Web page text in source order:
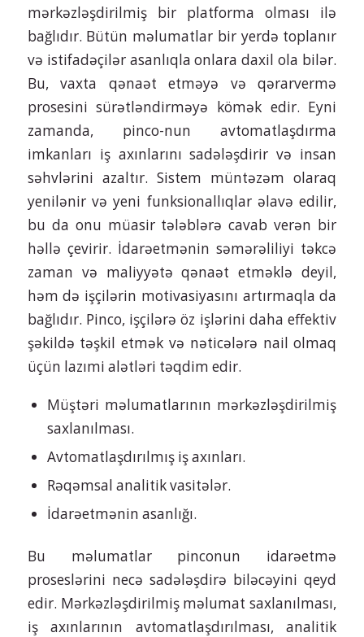
mərkəzləşdirilmiş bir platforma olması ilə
bağlıdır. Bütün məlumatlar bir yerdə toplanır
və istifadəçilər asanlıqla onlara daxil ola bilər.
Bu, vaxta qənaət etməyə və qərarvermə
prosesini sürətləndirməyə kömək edir. Eyni
zamanda, pinco-nun avtomatlaşdırma
imkanları iş axınlarını sadələşdirir və insan
səhvlərini azaltır. Sistem müntəzəm olaraq
yenilənir və yeni funksionallıqlar əlavə edilir,
bu da onu müasir tələblərə cavab verən bir
həllə çevirir. İdarəetmənin səmərəliliyi təkcə
zaman və maliyyətə qənaət etməklə deyil,
həm də işçilərin motivasiyasını artırmaqla da
bağlıdır. Pinco, işçilərə öz işlərini daha effektiv
şəkildə təşkil etmək və nəticələrə nail olmaq
üçün lazımi alətləri təqdim edir.
Müştəri məlumatlarının mərkəzləşdirilmiş
saxlanılması.
Avtomatlaşdırılmış iş axınları.
Rəqəmsal analitik vasitələr.
İdarəetmənin asanlığı.
Bu məlumatlar pinconun idarəetmə
proseslərini necə sadələşdirə biləcəyini qeyd
edir. Mərkəzləşdirilmiş məlumat saxlanılması,
iş axınlarının avtomatlaşdırılması, analitik